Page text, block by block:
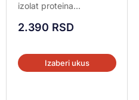
izolat proteina...
2.390 RSD
Izaberi ukus